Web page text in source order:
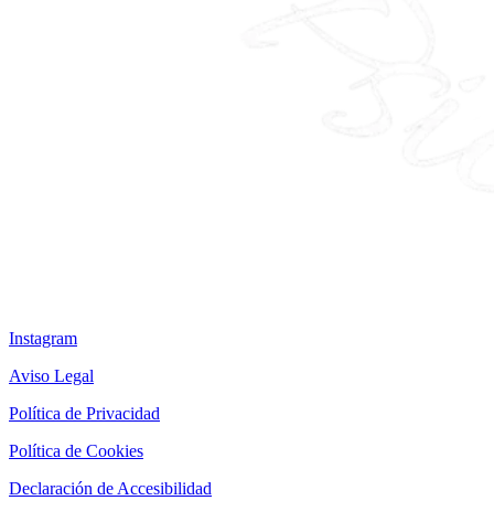
Instagram
Aviso Legal
Política de Privacidad
Política de Cookies
Declaración de Accesibilidad